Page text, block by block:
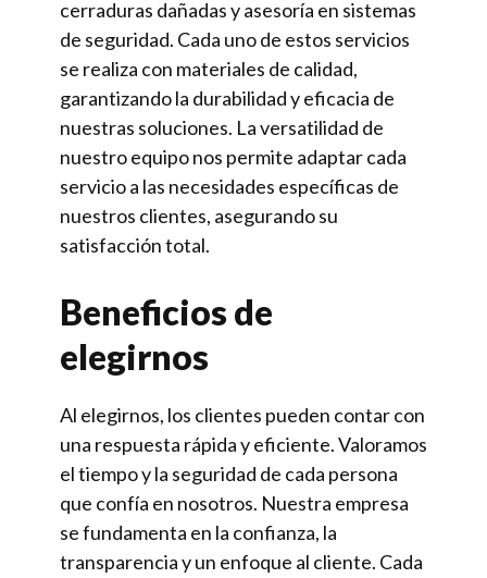
cerraduras dañadas y asesoría en sistemas
de seguridad. Cada uno de estos servicios
se realiza con materiales de calidad,
garantizando la durabilidad y eficacia de
nuestras soluciones. La versatilidad de
nuestro equipo nos permite adaptar cada
servicio a las necesidades específicas de
nuestros clientes, asegurando su
satisfacción total.
Beneficios de
elegirnos
Al elegirnos, los clientes pueden contar con
una respuesta rápida y eficiente. Valoramos
el tiempo y la seguridad de cada persona
que confía en nosotros. Nuestra empresa
se fundamenta en la confianza, la
transparencia y un enfoque al cliente. Cada